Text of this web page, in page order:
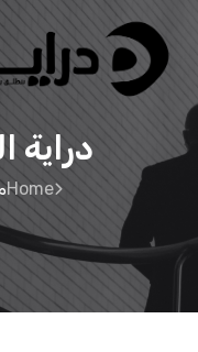
دراية
Home